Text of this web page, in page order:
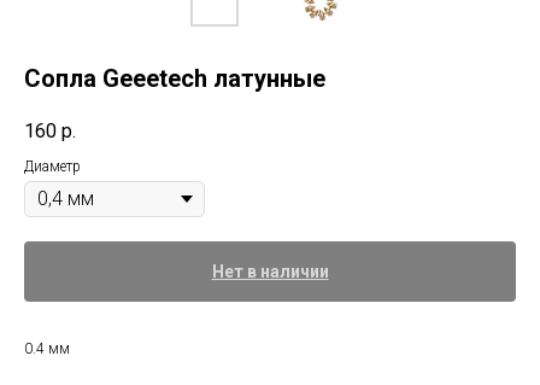
Сопла Geeetech латунные
160 р.
Диаметр
Нет в наличии
0.4 мм